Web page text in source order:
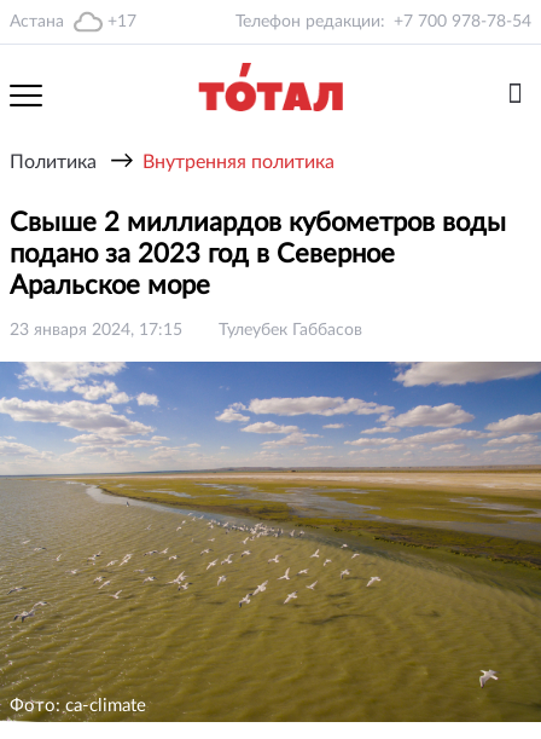
Астана +17 Телефон редакции: +7 700 978-78-54
Политика → Внутренняя политика
Свыше 2 миллиардов кубометров воды
подано за 2023 год в Северное
Аральское море
23 января 2024, 17:15 Тулеубек Габбасов
Фото: ca-climate